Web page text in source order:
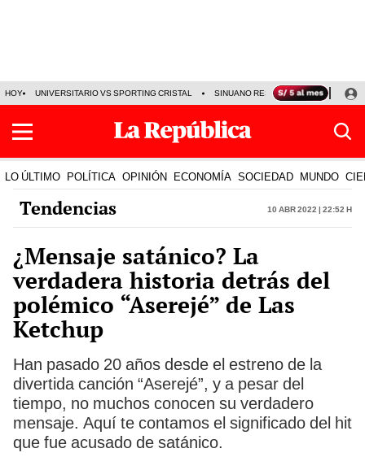
HOY UNIVERSITARIO VS SPORTING CRISTAL SINUANO RESULTADOS HOY
LO ÚLTIMO POLÍTICA OPINIÓN ECONOMÍA SOCIEDAD MUNDO
Tendencias 10 Abr 2022 | 22:52 h
¿Mensaje satánico? La
verdadera historia detrás del
polémico “Aserejé” de Las
Ketchup
Han pasado 20 años desde el estreno de la
divertida canción “Aserejé”, y a pesar del
tiempo, no muchos conocen su verdadero
mensaje. Aquí te contamos el significado del hit
que fue acusado de satánico.